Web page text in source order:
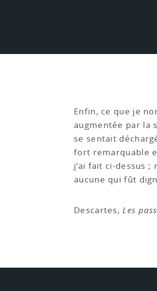
Enfin, ce que je
augmentée par la
se sentait
fort remarquable
j’ai fait ci-dessus
aucune qui fût
Descartes,Les